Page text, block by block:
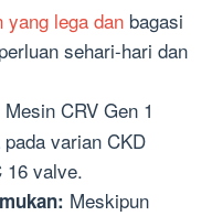
yang lega dan bagasi
sehari-hari dan
Mesin CRV Gen 1
varian CKD
16 valve.
Meskipun